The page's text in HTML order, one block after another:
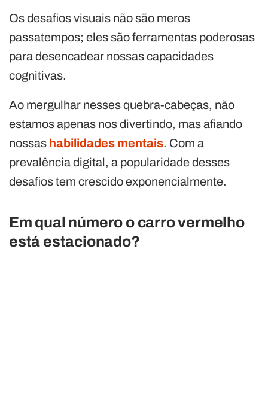
Os desafios visuais não são meros
passatempos; eles são ferramentas poderosas
para desencadear nossas capacidades
cognitivas.
Ao mergulhar nesses quebra-cabeças, não
estamos apenas nos divertindo, mas afiando
nossas habilidades mentais. Com a
prevalência digital, a popularidade desses
desafios tem crescido exponencialmente.
Em qual número o carro vermelho
está estacionado?